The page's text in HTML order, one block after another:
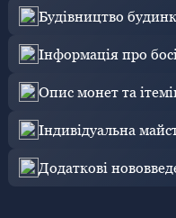
Будівництво
Інформація про
Опис монет та
Індивідуальна
Додаткові